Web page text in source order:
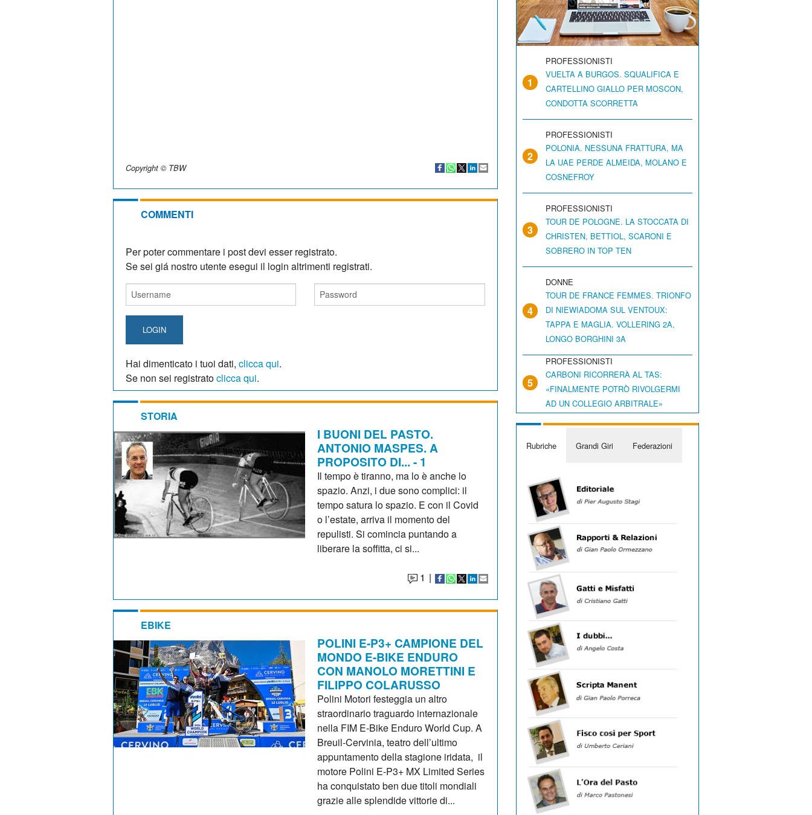
Copyright © TBW
COMMENTI
Per poter commentare i post devi esser registrato.
Se sei giá nostro utente esegui il login altrimenti registrati.
LOGIN
Hai dimenticato i tuoi dati, clicca qui.
Se non sei registratoclicca qui.
STORIA
I BUONI DEL PASTO.
ANTONIO MASPES. A
PROPOSITO DI... - 1
Il tempo è tiranno, ma lo è anche lo
spazio. Anzi, i due sono complici: il
tempo satura lo spazio. E con il Covid
o l’estate, arriva il momento del
repulisti. Si comincia puntando a
liberare la soffitta, ci si...
1 |
EBIKE
POLINI E-P3+ CAMPIONE DEL
MONDO E-BIKE ENDURO
CON MANOLO MORETTINI E
FILIPPO COLARUSSO
Polini Motori festeggia un altro
straordinario traguardo internazionale
nella FIM E-Bike Enduro World Cup. A
Breuil-Cervinia, teatro dell’ultimo
appuntamento della stagione iridata, il
motore Polini E-P3+ MX Limited Series
ha conquistato ben due titoli mondiali
grazie alle splendide vittorie di...
1
PROFESSIONISTI
VUELTA A BURGOS. SQUALIFICA E
CARTELLINO GIALLO PER MOSCON,
CONDOTTA SCORRETTA
2
PROFESSIONISTI
POLONIA. NESSUNA FRATTURA, MA
LA UAE PERDE ALMEIDA, MOLANO E
COSNEFROY
3
PROFESSIONISTI
TOUR DE POLOGNE. LA STOCCATA DI
CHRISTEN, BETTIOL, SCARONI E
SOBRERO IN TOP TEN
4
DONNE
TOUR DE FRANCE FEMMES. TRIONFO
DI NIEWIADOMA SUL VENTOUX:
TAPPA E MAGLIA. VOLLERING 2A,
LONGO BORGHINI 3A
5
PROFESSIONISTI
CARBONI RICORRERÀ AL TAS:
«FINALMENTE POTRÒ RIVOLGERMI
AD UN COLLEGIO ARBITRALE»
Rubriche Grandi Giri Federazioni